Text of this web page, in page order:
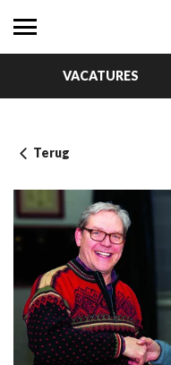
VACATURES
Terug